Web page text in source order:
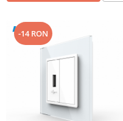
-14 RON